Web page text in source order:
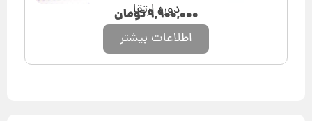
دوره ارتقا
۹,۹۰۰,۰۰۰تومان
اطلاعات بیشتر